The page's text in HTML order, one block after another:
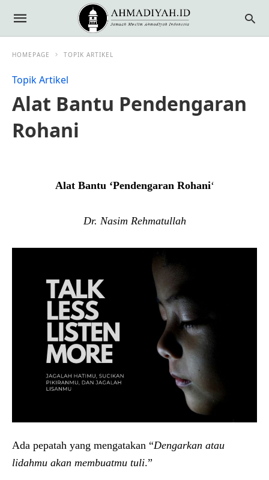
HOMEPAGE TOPIK ARTIKEL
Topik Artikel
Alat Bantu Pendengaran
Rohani
Alat Bantu ‘Pendengaran Rohani‘
Dr. Nasim Rehmatullah
Ada pepatah yang mengatakan “Dengarkan atau
lidahmu akan membuatmu tuli.”